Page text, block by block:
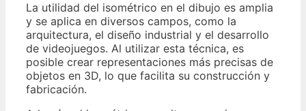
La utilidad del isométrico en el dibujo es amplia
y se aplica en diversos campos, como la
arquitectura, el diseño industrial y el desarrollo
de videojuegos. Al utilizar esta técnica, es
posible crear representaciones más precisas de
objetos en 3D, lo que facilita su construcción y
fabricación.